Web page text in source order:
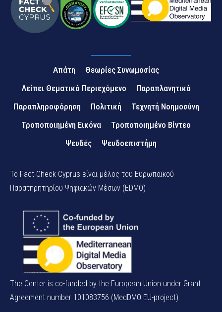
Απάτη
Θεωρίες Συνωμοσίας
Λείπει Θεματικό Περιεχόμενο
Παραπλανητικό
Παραπληροφόρηση
Πολιτική
Τεχνητή Νοημοσύνη
Τροποποιημένη Εικόνα
Τροποποιημένο Βίντεο
Ψευδές
Ψευδοεπιστήμη
Το Fact-Check Cyprus είναι μέλος του Ευρωπαϊκού
Παρατηρητηρίου Ψηφιακών Μέσων (EDMO)
The Center is co-funded by the European Union under Grant
Agreement number 101083756 (MedDMO EU-project).